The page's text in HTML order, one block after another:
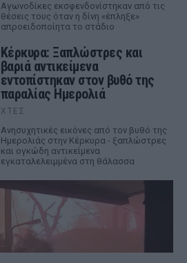
Αγωνοδίκες εκσφενδονίστηκαν από τις
θέσεις τους όταν η δίνη «έπληξε»
απροειδοποίητα το στάδιο
Κέρκυρα: Ξαπλώστρες και
βαριά αντικείμενα
εντοπίστηκαν στον βυθό της
παραλίας Ημερολιά
ΧΤΕΣ
Ανησυχητικές εικόνες από τον βυθό της
Ημερολιάς στην Κέρκυρα - ξαπλώστρες
και ογκώδη αντικείμενα
εγκαταλελειμμένα στη θάλασσα